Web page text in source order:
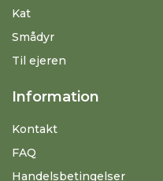
Kat
Smådyr
Til ejeren
Information
Kontakt
FAQ
Handelsbetingelser